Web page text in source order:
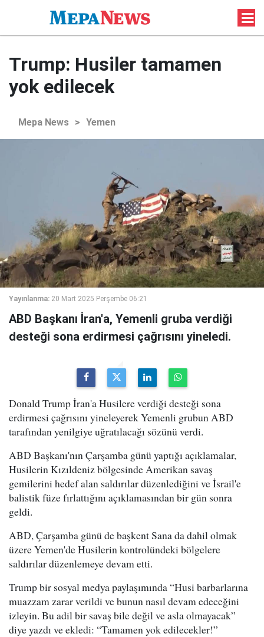
Trump: Husiler tamamen
yok edilecek
Mepa News > Yemen
Yayınlanma: 20 Mart 2025 Perşembe 06:21
ABD Başkanı İran'a, Yemenli gruba verdiği
desteği sona erdirmesi çağrısını yineledi.
Donald Trump İran'a Husilere verdiği desteği sona
erdirmesi çağrısını yineleyerek Yemenli grubun ABD
tarafından yenilgiye uğratılacağı sözünü verdi.
ABD Başkanı'nın Çarşamba günü yaptığı açıklamalar,
Husilerin Kızıldeniz bölgesinde Amerikan savaş
gemilerini hedef alan saldırılar düzenlediğini ve İsrail'e
balistik füze fırlattığını açıklamasından bir gün sonra
geldi.
ABD, Çarşamba günü de başkent Sana da dahil olmak
üzere Yemen'de Husilerin kontrolündeki bölgelere
saldırılar düzenlemeye devam etti.
Trump bir sosyal medya paylaşımında “Husi barbarlarına
muazzam zarar verildi ve bunun nasıl devam edeceğini
izleyin. Bu adil bir savaş bile değil ve asla olmayacak”
diye yazdı ve ekledi: “Tamamen yok edilecekler!”